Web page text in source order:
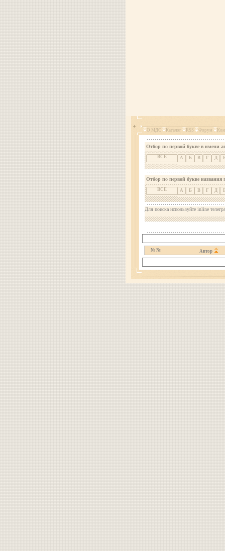
О МДС Каталог RSS Форум
Отбор по первой букве в имени
ВСЕ А Б В Г Д
Отбор по первой букве названия
ВСЕ А Б В Г Д
Для поиска используйте inline
№ № Автор